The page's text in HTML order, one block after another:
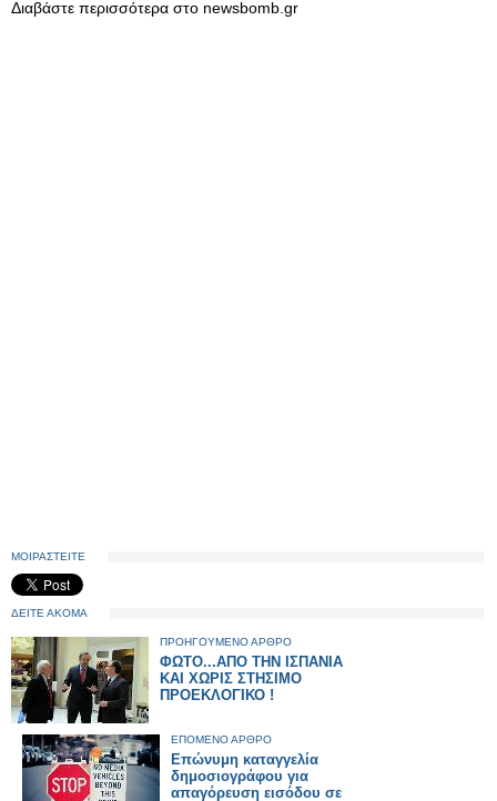
Διαβάστε περισσότερα στο newsbomb.gr
ΜΟΙΡΑΣΤΕΙΤΕ
ΔΕΙΤΕ ΑΚΟΜΑ
ΠΡΟΗΓΟΥΜΕΝΟ ΑΡΘΡΟ
ΦΩΤΟ...ΑΠΟ ΤΗΝ ΙΣΠΑΝΙΑ
ΚΑΙ ΧΩΡΙΣ ΣΤΗΣΙΜΟ
ΠΡΟΕΚΛΟΓΙΚ​Ο !
ΕΠΟΜΕΝΟ ΑΡΘΡΟ
Επώνυμη καταγγελία
δημοσιογράφου για
απαγόρευση εισόδου σε